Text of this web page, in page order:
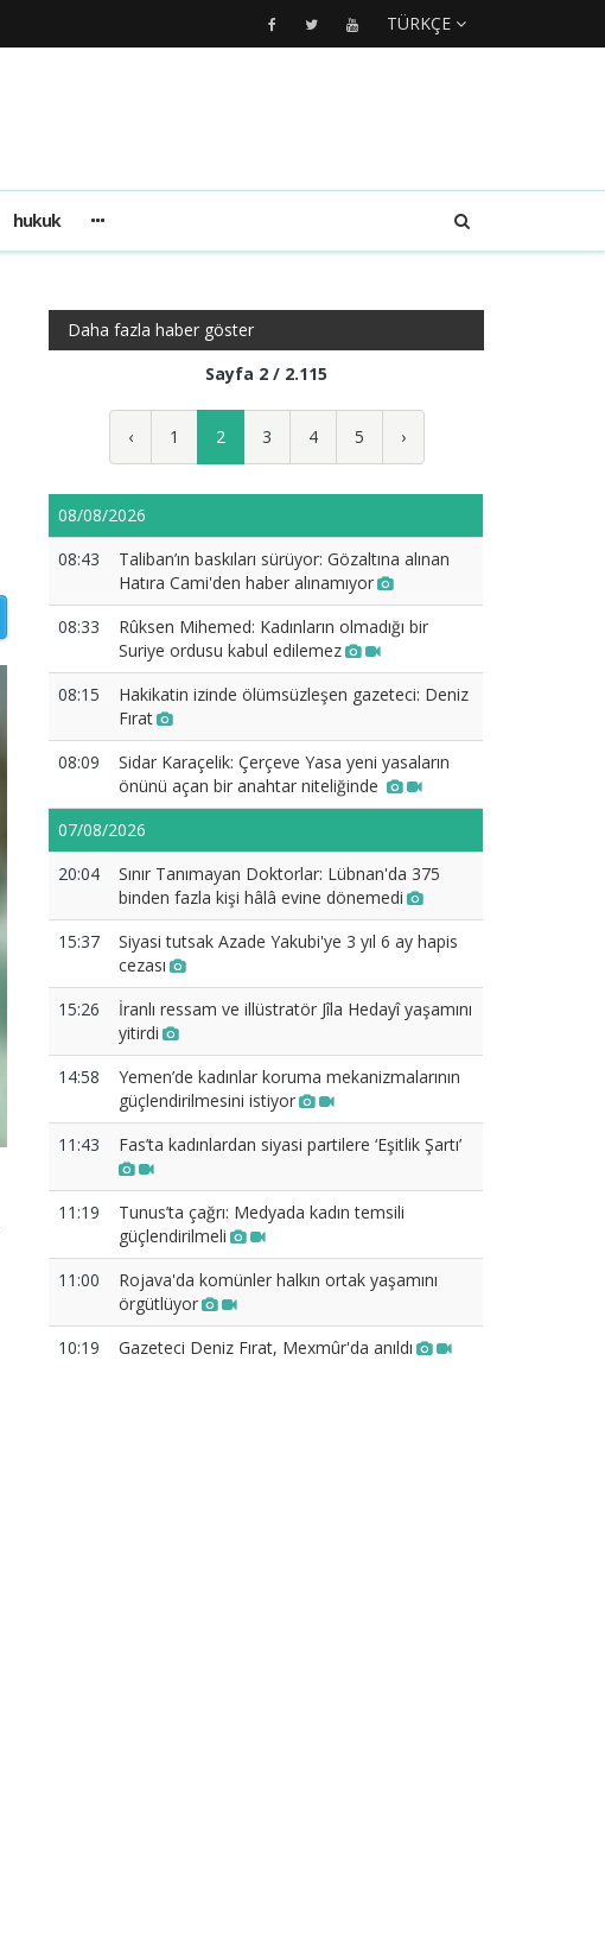
TÜRKÇE
hukuk
Daha fazla haber göster
Sayfa 2 / 2.115
‹ 1 2 3 4 5 ›
08/08/2026
08:43
Taliban’ın baskıları sürüyor: Gözaltına alınan
Hatıra Cami'den haber alınamıyor
08:33
Rûksen Mihemed: Kadınların olmadığı bir
Suriye ordusu kabul edilemez
08:15
Hakikatin izinde ölümsüzleşen gazeteci: Deniz
Fırat
08:09
Sidar Karaçelik: Çerçeve Yasa yeni yasaların
önünü açan bir anahtar niteliğinde
07/08/2026
20:04
Sınır Tanımayan Doktorlar: Lübnan'da 375
binden fazla kişi hâlâ evine dönemedi
15:37
Siyasi tutsak Azade Yakubi'ye 3 yıl 6 ay hapis
cezası
15:26
İranlı ressam ve illüstratör Jîla Hedayî yaşamını
yitirdi
14:58
Yemen’de kadınlar koruma mekanizmalarının
güçlendirilmesini istiyor
11:43
Fas’ta kadınlardan siyasi partilere ‘Eşitlik Şartı’
11:19
Tunus’ta çağrı: Medyada kadın temsili
güçlendirilmeli
11:00
Rojava'da komünler halkın ortak yaşamını
örgütlüyor
10:19
Gazeteci Deniz Fırat, Mexmûr'da anıldı